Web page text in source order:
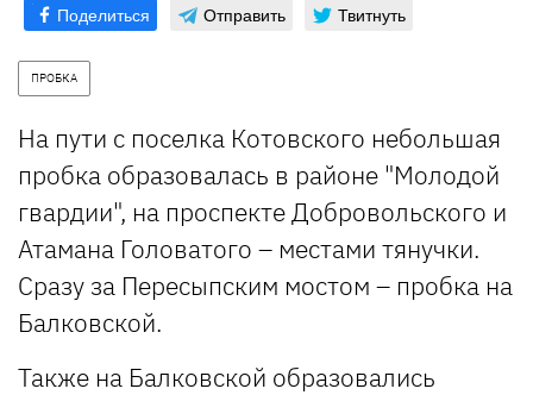
Поделиться Отправить Твитнуть
ПРОБКА
На пути с поселка Котовского небольшая
пробка образовалась в районе "Молодой
гвардии", на проспекте Добровольского и
Атамана Головатого – местами тянучки.
Сразу за Пересыпским мостом – пробка на
Балковской.
Также на Балковской образовались